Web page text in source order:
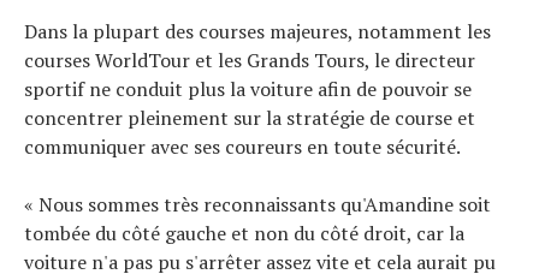
Dans la plupart des courses majeures, notamment les
courses WorldTour et les Grands Tours, le directeur
sportif ne conduit plus la voiture afin de pouvoir se
concentrer pleinement sur la stratégie de course et
communiquer avec ses coureurs en toute sécurité.
« Nous sommes très reconnaissants qu'Amandine soit
tombée du côté gauche et non du côté droit, car la
voiture n'a pas pu s'arrêter assez vite et cela aurait pu